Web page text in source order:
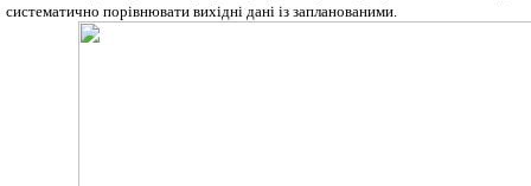
систематично порівнювати вихідні дані із запланованими.